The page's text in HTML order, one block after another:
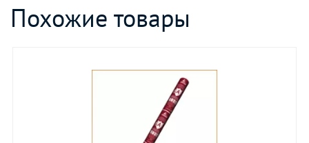
Похожие товары